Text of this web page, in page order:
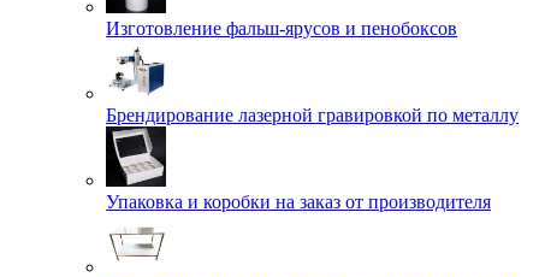
Изготовление фальш-ярусов и пенобоксов
Брендирование лазерной гравировкой по металлу
Упаковка и коробки на заказ от производителя